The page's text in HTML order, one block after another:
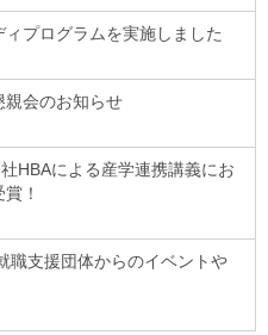
プログラムを実施しました
親会のお知らせ
HBAによる産学連携講義にお
！
職支援団体からのイベントや